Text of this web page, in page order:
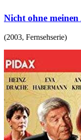
Nicht ohne
(2003, Fernsehserie)